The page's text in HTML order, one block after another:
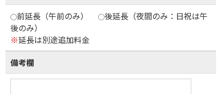
前延長（午前のみ）
後延長（夜間のみ：日祝は午
後のみ）
※延長は別途追加料金
備考欄